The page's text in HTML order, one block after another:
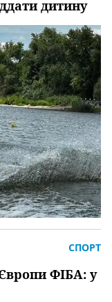
дитину
ФІБА: у
СПОРТ